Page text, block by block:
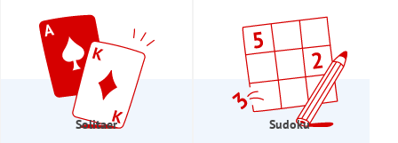
Solitaer Sudoku